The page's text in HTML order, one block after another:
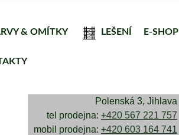
& OMÍTKY LEŠENÍ E-SHOP
Polenská 3, Jihlava
tel prodejna: +420 567 221 757
mobil prodejna: +420 603 164 741